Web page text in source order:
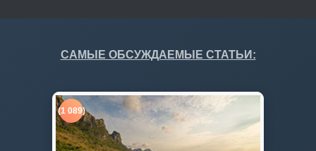
САМЫЕ ОБСУЖДАЕМЫЕ СТАТЬИ:
(1 089)